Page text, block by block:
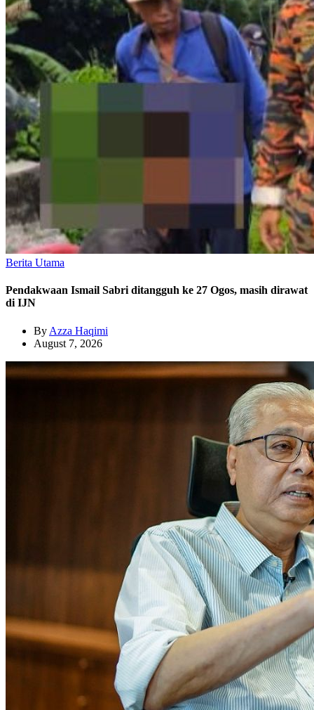
Berita Utama
Pendakwaan Ismail Sabri ditangguh ke 27 Ogos, masih dirawat
di IJN
By Azza Haqimi
August 7, 2026